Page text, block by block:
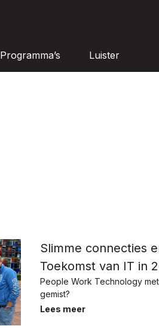
Programma’s Luister
Slimme connecties
Toekomst van IT in
People Work Technology
gemist?
Lees meer